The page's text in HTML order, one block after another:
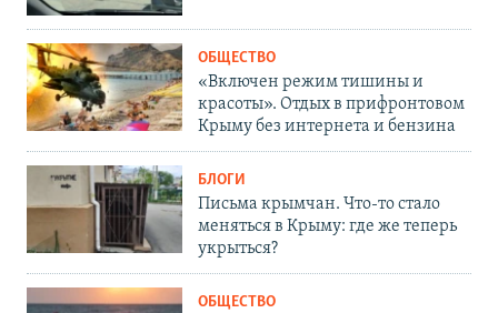
ОБЩЕСТВО
«Включен режим тишины и
красоты». Отдых в прифронтовом
Крыму без интернета и бензина
БЛОГИ
Письма крымчан. Что-то стало
меняться в Крыму: где же теперь
укрыться?
ОБЩЕСТВО